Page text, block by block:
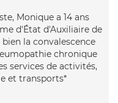
Monique a 14 ans
d'État d'Auxiliaire de
la convalescence
chronique
services de activités,
et transports*